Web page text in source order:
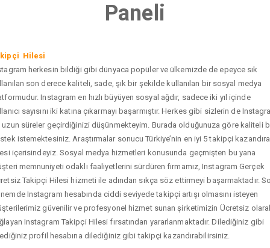
Paneli
Hilesi
herkesin bildiği gibi dünyaca popüler ve ülkemizde de epeyce sık
son derece kaliteli, sade, şık bir şekilde kullanılan bir sosyal medya
Instagram en hızlı büyüyen sosyal ağdır, sadece iki yıl içinde
sayısını iki katına çıkarmayı başarmıştır. Herkes gibi sizlerin de
uzun süreler geçirdiğinizi düşünmekteyim. Burada olduğunuza göre kaliteli
istemektesiniz. Araştırmalar sonucu Türkiye’nin en iyi 5 takipçi
içerisindeyiz. Sosyal medya hizmetleri konusunda geçmişten bu yana
memnuniyeti odaklı faaliyetlerini sürdüren firmamız, Instagram Gerçek
Takipçi Hilesi hizmeti ile adından sıkça söz ettirmeyi başarmaktadır.
Instagram hesabında ciddi seviyede takipçi artışı olmasını isteyen
güvenilir ve profesyonel hizmet sunan şirketimizin Ücretsiz
Instagram Takipçi Hilesi fırsatından yararlanmaktadır. Dilediğiniz gibi
profil hesabına dilediğiniz gibi takipçi kazandırabilirsiniz.